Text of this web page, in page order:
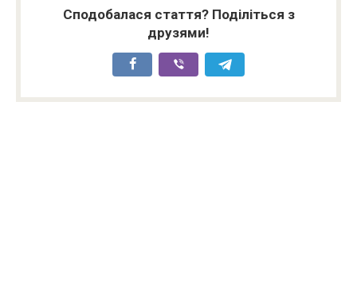
Сподобалася стаття? Поділіться з
друзями!